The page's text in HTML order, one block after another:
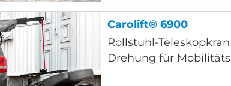
Carolift® 6900
Rollstuhl-
Drehung für